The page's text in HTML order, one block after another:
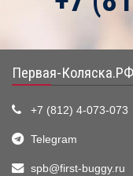
Первая-
+7 (812) 4-073-073
Telegram
spb@first-buggy.ru